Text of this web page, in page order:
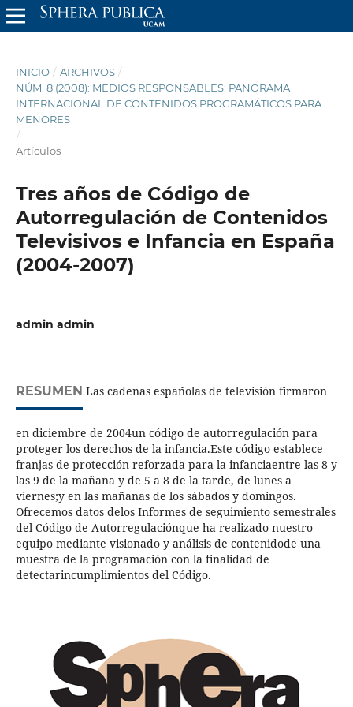
INICIO / ARCHIVOS /
NÚM. 8 (2008): MEDIOS RESPONSABLES: PANORAMA
INTERNACIONAL DE CONTENIDOS PROGRAMÁTICOS PARA
MENORES
/
Artículos
Tres años de Código de
Autorregulación de Contenidos
Televisivos e Infancia en España
(2004-2007)
admin admin
RESUMEN Las cadenas españolas de televisión firmaron
en diciembre de 2004un código de autorregulación para
proteger los derechos de la infancia.Este código establece
franjas de protección reforzada para la infanciaentre las 8 y
las 9 de la mañana y de 5 a 8 de la tarde, de lunes a
viernes;y en las mañanas de los sábados y domingos.
Ofrecemos datos delos Informes de seguimiento semestrales
del Código de Autorregulaciónque ha realizado nuestro
equipo mediante visionado y análisis de contenidode una
muestra de la programación con la finalidad de
detectarincumplimientos del Código.